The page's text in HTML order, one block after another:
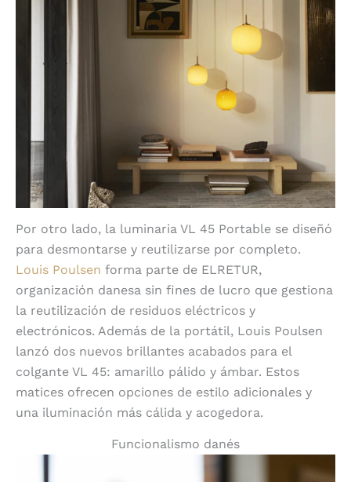
Por otro lado, la luminaria VL 45 Portable se diseñó
para desmontarse y reutilizarse por completo.
Louis Poulsen forma parte de ELRETUR,
organización danesa sin fines de lucro que gestiona
la reutilización de residuos eléctricos y
electrónicos. Además de la portátil, Louis Poulsen
lanzó dos nuevos brillantes acabados para el
colgante VL 45: amarillo pálido y ámbar. Estos
matices ofrecen opciones de estilo adicionales y
una iluminación más cálida y acogedora.
Funcionalismo danés